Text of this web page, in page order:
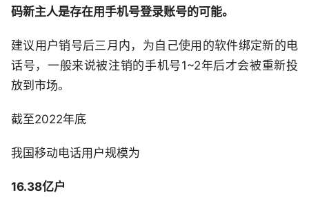
码新主人是存在用手机号登录账号的可能。
建议用户销号后三月内，为自己使用的软件绑定新的电
话号，一般来说被注销的手机号1~2年后才会被重新投
放到市场。
截至2022年底
我国移动电话用户规模为
16.38亿户